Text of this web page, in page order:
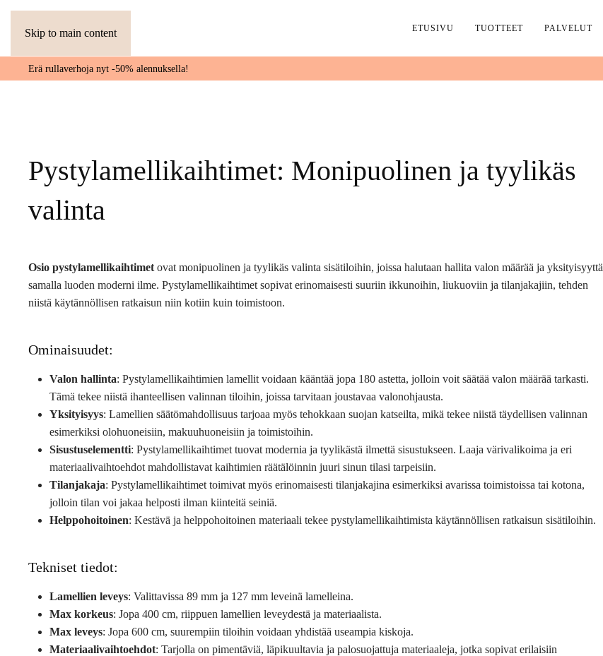
Skip to main content ETUSIVU TUOTTEET PALVELUT
Erä rullaverhoja nyt -50% alennuksella!
Pystylamellikaihtimet: Monipuolinen ja tyylikäs
valinta
Osio pystylamellikaihtimet ovat monipuolinen ja tyylikäs valinta sisätiloihin, joissa halutaan hallita valon määrää ja yksityisyyttä
samalla luoden moderni ilme. Pystylamellikaihtimet sopivat erinomaisesti suuriin ikkunoihin, liukuoviin ja tilanjakajiin, tehden
niistä käytännöllisen ratkaisun niin kotiin kuin toimistoon.
Ominaisuudet:
Valon hallinta: Pystylamellikaihtimien lamellit voidaan kääntää jopa 180 astetta, jolloin voit säätää valon määrää tarkasti.
Tämä tekee niistä ihanteellisen valinnan tiloihin, joissa tarvitaan joustavaa valonohjausta.
Yksityisyys: Lamellien säätömahdollisuus tarjoaa myös tehokkaan suojan katseilta, mikä tekee niistä täydellisen valinnan
esimerkiksi olohuoneisiin, makuuhuoneisiin ja toimistoihin.
Sisustuselementti: Pystylamellikaihtimet tuovat modernia ja tyylikästä ilmettä sisustukseen. Laaja värivalikoima ja eri
materiaalivaihtoehdot mahdollistavat kaihtimien räätälöinnin juuri sinun tilasi tarpeisiin.
Tilanjakaja: Pystylamellikaihtimet toimivat myös erinomaisesti tilanjakajina esimerkiksi avarissa toimistoissa tai kotona,
jolloin tilan voi jakaa helposti ilman kiinteitä seiniä.
Helppohoitoinen: Kestävä ja helppohoitoinen materiaali tekee pystylamellikaihtimista käytännöllisen ratkaisun sisätiloihin.
Tekniset tiedot:
Lamellien leveys: Valittavissa 89 mm ja 127 mm leveinä lamelleina.
Max korkeus: Jopa 400 cm, riippuen lamellien leveydestä ja materiaalista.
Max leveys: Jopa 600 cm, suurempiin tiloihin voidaan yhdistää useampia kiskoja.
Materiaalivaihtoehdot: Tarjolla on pimentäviä, läpikuultavia ja palosuojattuja materiaaleja, jotka sopivat erilaisiin